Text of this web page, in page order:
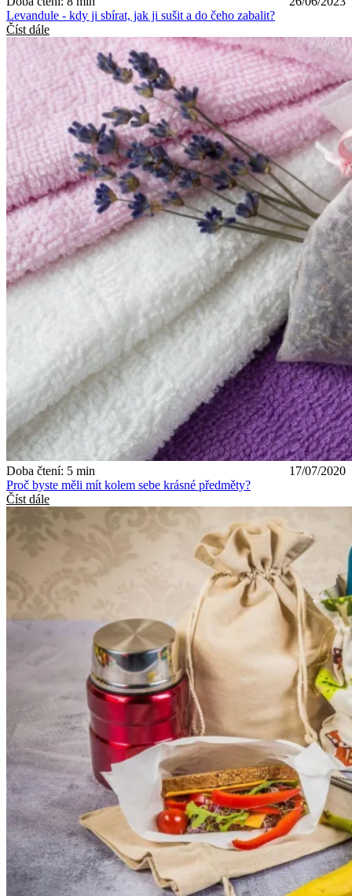
Levandule - kdy ji sbírat, jak ji sušit a do čeho zabalit?
Číst dále
Doba čtení: 5 min
17/07/2020
Proč byste měli mít kolem sebe krásné předměty?
Číst dále